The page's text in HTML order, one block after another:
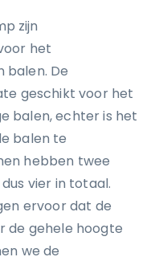
zijn
het
De
geschikt voor het
balen, echter is het
balen te
hebben twee
vier in totaal.
ervoor dat de
de gehele hoogte
we de